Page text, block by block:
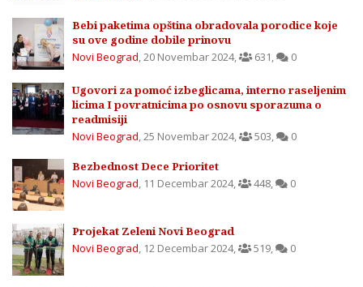
Bebi paketima opština obradovala porodice koje
su ove godine dobile prinovu
Novi Beograd,20 Novembar 2024, 631, 0
Ugovori za pomoć izbeglicama, interno raseljenim
licima I povratnicima po osnovu sporazuma o
readmisiji
Novi Beograd,25 Novembar 2024, 503, 0
Bezbednost Dece Prioritet
Novi Beograd, 11 Decembar 2024, 448, 0
Projekat Zeleni Novi Beograd
Novi Beograd, 12 Decembar 2024, 519, 0